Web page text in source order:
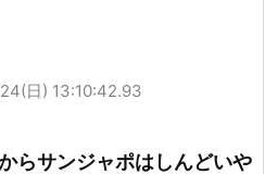
日) 13:10:42.93
らサンジャポはしんどいや